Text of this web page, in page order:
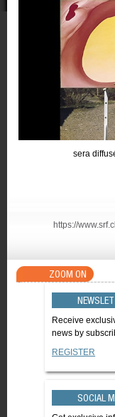
sera
https://
ZOOM ON
Receive
news by
REGISTER
SOCIAL